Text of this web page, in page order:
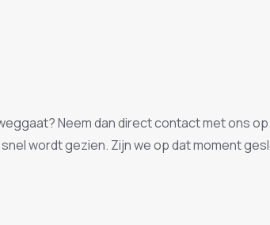
Neem dan direct contact met ons
wordt gezien. Zijn we op dat moment